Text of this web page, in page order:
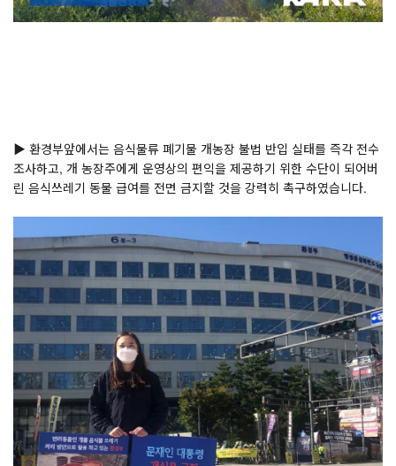
▶ 환경부앞에서는 음식물류 폐기물 개농장 불법 반입 실태를 즉각 전수
조사하고, 개 농장주에게 운영상의 편익을 제공하기 위한 수단이 되어버
린 음식쓰레기 동물 급여를 전면 금지할 것을 강력히 촉구하였습니다.